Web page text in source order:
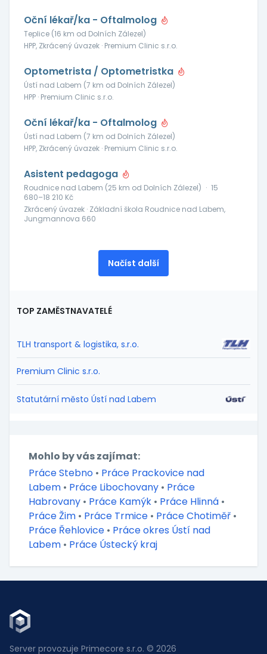
Oční lékař/ka - Oftalmolog
Teplice (16 km od Dolních Zálezel)
HPP, Zkrácený úvazek · Premium Clinic s.r.o.
Optometrista / Optometristka
Ústí nad Labem (7 km od Dolních Zálezel)
HPP · Premium Clinic s.r.o.
Oční lékař/ka - Oftalmolog
Ústí nad Labem (7 km od Dolních Zálezel)
HPP, Zkrácený úvazek · Premium Clinic s.r.o.
Asistent pedagoga
Roudnice nad Labem (25 km od Dolních Zálezel) · 15
680–18 210 Kč
Zkrácený úvazek · Základní škola Roudnice nad Labem,
Jungmannova 660
Načíst další
TOP ZAMĚSTNAVATELÉ
TLH transport & logistika, s.r.o.
Premium Clinic s.r.o.
Statutární město Ústí nad Labem
Mohlo by vás zajímat:
Práce Stebno • Práce Prackovice nad
Labem • Práce Libochovany • Práce
Habrovany • Práce Kamýk • Práce Hlinná •
Práce Žim • Práce Trmice • Práce Chotiměř •
Práce Řehlovice • Práce okres Ústí nad
Labem • Práce Ústecký kraj
Server provozuje Primecore s.r.o. © 2026